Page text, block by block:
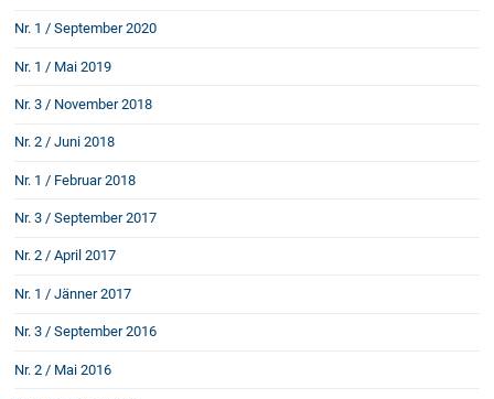
Vorarlberg Online
NOVUM
Fachliteratur
FAQ
Unternehmensnachfolge in der
Wichtige Vertragsklauseln bei Kauf-
Schenkung von Immobilien
Nr. 1 / September 2020
Nr. 1 / Mai 2019
Nr. 3 / November 2018
Nr. 2 / Juni 2018
Nr. 1 / Februar 2018
Nr. 3 / September 2017
Nr. 2 / April 2017
Nr. 1 / Jänner 2017
Nr. 3 / September 2016
Nr. 2 / Mai 2016